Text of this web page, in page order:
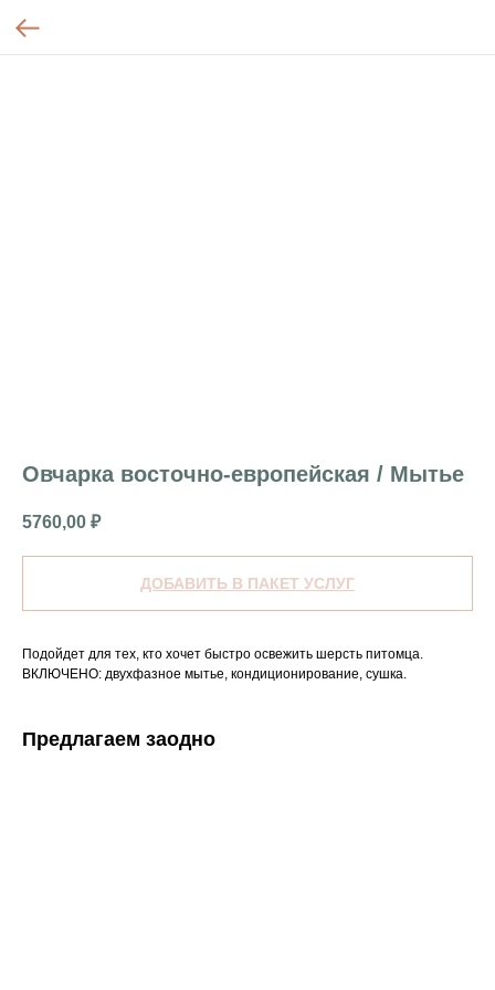
Овчарка восточно-европейская / Мытье
5760,00 ₽
ДОБАВИТЬ В ПАКЕТ УСЛУГ
Подойдет для тех, кто хочет быстро освежить шерсть питомца.
ВКЛЮЧЕНО: двухфазное мытье, кондиционирование, сушка.
Предлагаем заодно